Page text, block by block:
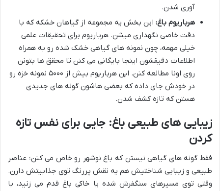
آوری شدن.
هرباریوم باغ: این بخش یه مجموعه از گیاهان خشکه که با
دقت خاصی نگهداری میشن. هرباریوم برای تحقیقات علمی
خیلی مهمه، چون نمونه های گیاهی خشک شده رو به همراه
اطلاعات دقیقشون اینجا بایگانی می کنن تا محقق ها بتونن
روی اونا مطالعه کنن. این هرباریوم بیش از ۵۰۰۰ نمونه خزه رو
در خودش جای داده که بعضی هاشون گونه های جدیدی
هستن که تازه کشف شدن.
زیبایی های طبیعی باغ: جایی برای نفس تازه
کردن
فقط گونه های گیاهی نیستن که باغ نوشهر رو خاص می کنن؛ عناصر
طبیعی و زیبایی شناختیش هم یه نقش پررنگ توی جذابیتش دارن.
وقتی توی مسیرهای سنگفرش شده یا خاکی باغ قدم می زنید، با